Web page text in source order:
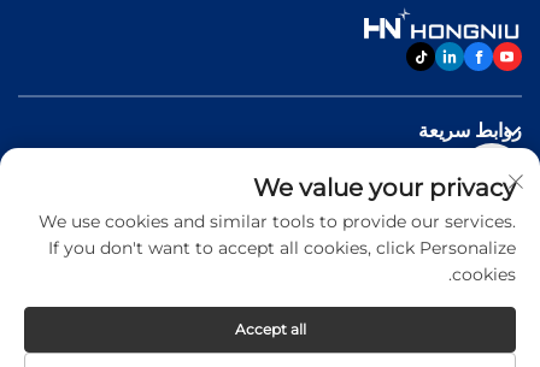
روابط سريعة
منتجات
اتصل بنا
We value your privacy
We use cookies and similar tools to provide our services.
If you don't want to accept all cookies, click Personalize
cookies.
Accept all